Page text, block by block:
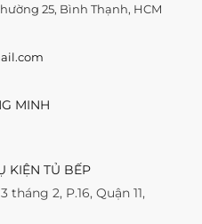
25, Bình Thạnh, HCM
MINH
KIỆN TỦ BẾP
2, P.16, Quận 11,